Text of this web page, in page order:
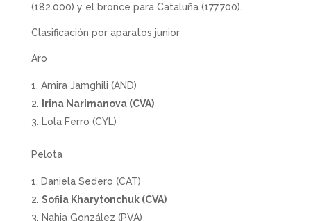
(182.000) y el bronce para Cataluña (177.700).
Clasificación por aparatos junior
Aro
Amira Jamghili (AND)
Irina Narimanova (CVA)
Lola Ferro (CYL)
Pelota
Daniela Sedero (CAT)
Sofiia Kharytonchuk (CVA)
Nahia González (PVA)